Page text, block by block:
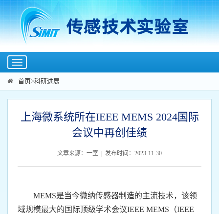
Toggle
navigation
首页>科研进展
上海微系统所在IEEE MEMS 2024国际
会议中再创佳绩
文章来源：一室 | 发布时间：2023-11-30
MEMS是当今微纳传感器制造的主流技术，该领
域规模最大的国际顶级学术会议IEEE MEMS（IEEE